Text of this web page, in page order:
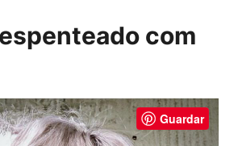
com
Guardar